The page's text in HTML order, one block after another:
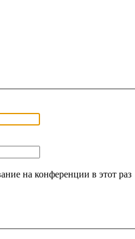
на конференции в этот раз